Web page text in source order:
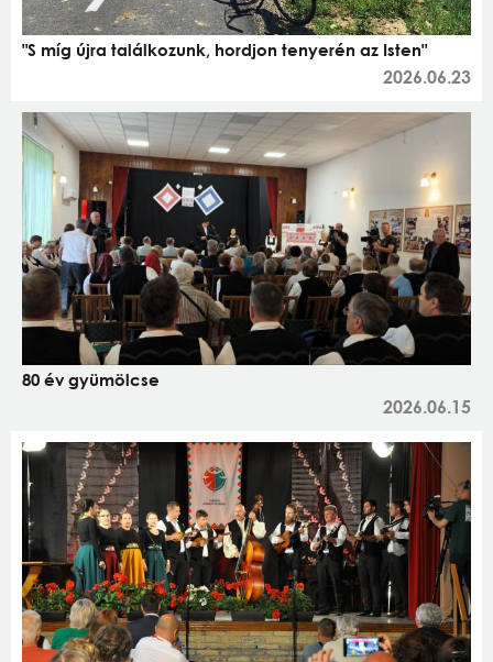
"S míg újra találkozunk, hordjon tenyerén az Isten"
2026.06.23
80 év gyümölcse
2026.06.15